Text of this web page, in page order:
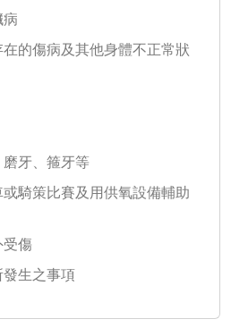
的傷病及其他身體不正常狀
牙、箍牙等
騎策比賽及用供氧設備輔助
傷
生之事項